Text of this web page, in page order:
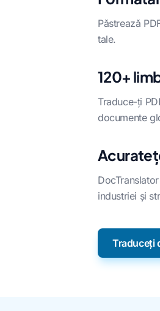
Păstrează
tale.
120+
Traduce-ți
documente
industriei și
Traduceți